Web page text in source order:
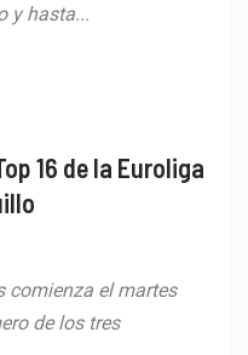
y hasta...
16 de la Euroliga
comienza el martes
de los tres